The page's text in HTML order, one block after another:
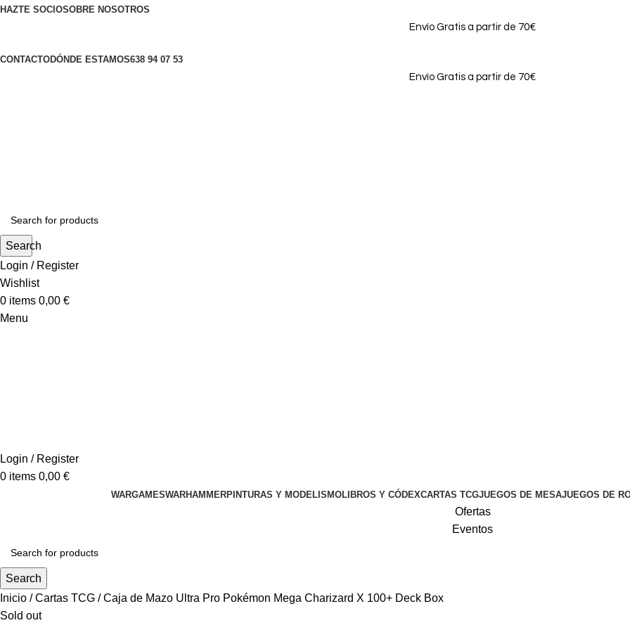
HAZTE SOCIOSOBRE NOSOTROS
Envío Gratis a partir de 70€
CONTACTODÓNDE ESTAMOS638 94 07 53
Envío Gratis a partir de 70€
Search
Login / Register
Wishlist
0 items 0,00 €
Menu
Login / Register
0 items 0,00 €
WARGAMESWARHAMMERPINTURAS Y MODELISMOLIBROS Y CÓDEXCARTAS TCGJUEGOS DE MESAJUEGOS DE
Ofertas
Eventos
Search
Inicio
Cartas TCG
Caja de Mazo Ultra Pro Pokémon Mega Charizard X 100+ Deck Box
Sold out